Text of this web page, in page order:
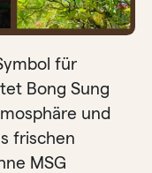
für
Bong Sung
und
frischen
MSG